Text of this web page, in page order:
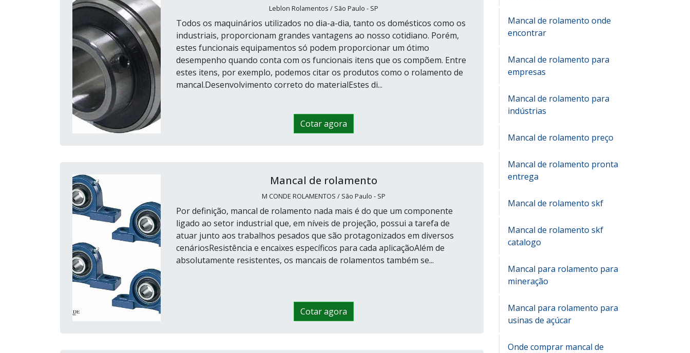
Leblon Rolamentos / São Paulo - SP
Todos os maquinários utilizados no dia-a-dia, tanto os domésticos como os
industriais, proporcionam grandes vantagens ao nosso cotidiano. Porém,
estes funcionais equipamentos só podem proporcionar um ótimo
desempenho quando conta com os funcionais itens que os compõem. Entre
estes itens, por exemplo, podemos citar os produtos como o rolamento de
mancal.Desenvolvimento correto do materialEstes di...
Cotar agora
Mancal de rolamento
M CONDE ROLAMENTOS / São Paulo - SP
Por definição, mancal de rolamento nada mais é do que um componente
ligado ao setor industrial que, em níveis de projeção, possui a tarefa de
atuar junto aos trabalhos pesados que são protagonizados em diversos
cenáriosResistência e encaixes específicos para cada aplicaçãoAlém de
absolutamente resistentes, os mancais de rolamentos também se...
Cotar agora
Mancal de rolamento onde
encontrar
Mancal de rolamento para
empresas
Mancal de rolamento para
indústrias
Mancal de rolamento preço
Mancal de rolamento pronta
entrega
Mancal de rolamento skf
Mancal de rolamento skf
catalogo
Mancal para rolamento para
mineração
Mancal para rolamento para
usinas de açúcar
Onde comprar mancal de